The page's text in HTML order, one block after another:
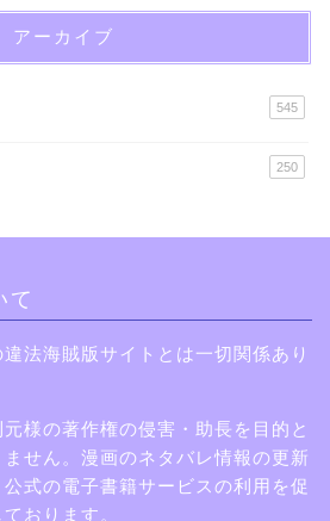
アーカイブ
545
250
て
法海賊版サイトとは一切関係あり
様の著作権の侵害・助長を目的と
せん。漫画のネタバレ情報の更新
式の電子書籍サービスの利用を促
おります。